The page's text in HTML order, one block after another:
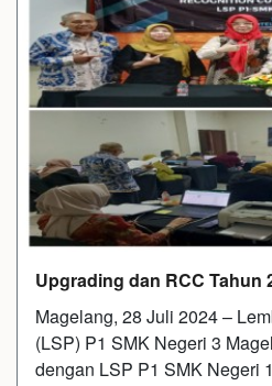
Upgrading dan RCC Tahun
Magelang, 28 Juli 2024 –
(LSP) P1 SMK Negeri 3
dengan LSP P1 SMK Negeri